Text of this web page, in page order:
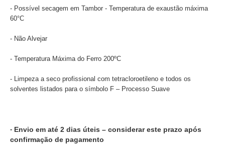
- Possível secagem em Tambor - Temperatura de exaustão máxima
60°C
- Não Alvejar
- Temperatura Máxima do Ferro 200ºC
- Limpeza a seco profissional com tetracloroetileno e todos os
solventes listados para o símbolo F – Processo Suave
- Envio em até 2 dias úteis – considerar este prazo após
confirmação de pagamento